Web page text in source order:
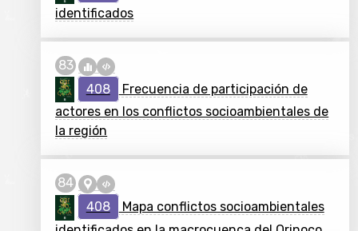
identificados
408
Frecuencia de participación de
actores en los conflictos socioambientales de
la región
408
Mapa conflictos socioambientales